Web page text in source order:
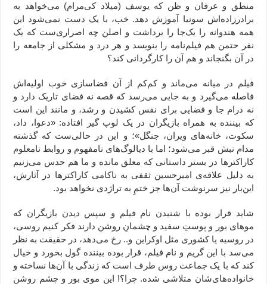
منطق و عرفان و ظن که یوسف (میلاد کی‌مرام) می‌خواهد به
برادرزاده‌اش سونیا آموزش دهد. خب، با یک دست نمی‌شود این
همه هندوانه را یک‌جا را برداشت و اصلن چه اصراری‌ست که یک
نفر حتمن هم فیلم‌نامه را بنویسد و هر درد و مشکلی از جامعه را
در آن بگنجاند و هم آن را کارگردانی کند؟
فیلم در میانه می‌ماند و کم‌کم از آن فضاسازی خوب اولیه‌اش
فاصله می‌گیرد و به‌ جایی می‌رسد که قصه نه فضای تاریک دارد و
نه درام جا و فضایی برای نفس کشیدن و رشد، و مانند این است
که بیننده به همراه بازیگران در یک لوپ گیر افتاده: «دعوا، داد،
سکوت، خانه‌های ویران، جنگل»؛ و این در حالی‌ست که گذشته
مدام نبش قبر می‌شود؛ اما با دیالوگ‌های نامفهوم و روابط نامعلوم
کاراکترها در بستر داستانی که معلق مانده و ما هم حدس می‌زنیم
به دلیل علاقه‌ی امیرحسین ثقفی به ناکامی کاراکترها در آثارش،
این‌بار نیز سرنوشت آن‌ها جز ختمِ به تراژدی نخواهد بود.
شاید قرار بوده با شنیدن نام فیلم و سپس دیدن بازیگران که
موهای بور و پوستِ سفید و چشمانِ روشن دارند فکر کنیم روسی،
در روسیه یا کشوری مثل اوکراین و.. رخ می‌دهد، در حقیقت به نظر
می‌سد با این گریم و نام فیلم، قرار بوده بیننده گول بخورد و خیال
کند که با یک جماعت روس طرف است که زندگی با آن‌ها نساخته و
خانواده‌های‌شان متلاشی شده. چرا؟! این موی بور و چشم روشن